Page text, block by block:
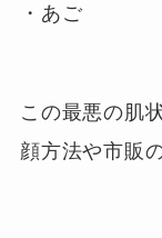
・あご
この最悪の肌
顔方法や市販